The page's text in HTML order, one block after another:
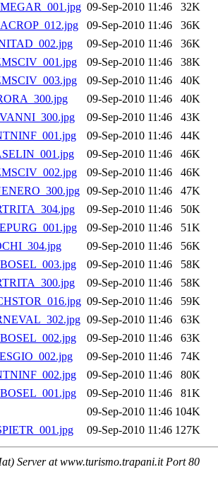
09-Sep-2010 11:46
32K
09-Sep-2010 11:46
36K
09-Sep-2010 11:46
36K
09-Sep-2010 11:46
38K
09-Sep-2010 11:46
40K
09-Sep-2010 11:46
40K
09-Sep-2010 11:46
43K
09-Sep-2010 11:46
44K
09-Sep-2010 11:46
46K
09-Sep-2010 11:46
46K
09-Sep-2010 11:46
47K
09-Sep-2010 11:46
50K
09-Sep-2010 11:46
51K
09-Sep-2010 11:46
56K
09-Sep-2010 11:46
58K
09-Sep-2010 11:46
58K
09-Sep-2010 11:46
59K
09-Sep-2010 11:46
63K
09-Sep-2010 11:46
63K
09-Sep-2010 11:46
74K
09-Sep-2010 11:46
80K
09-Sep-2010 11:46
81K
09-Sep-2010 11:46 104K
09-Sep-2010 11:46 127K
Server at www.turismo.trapani.it Port 80